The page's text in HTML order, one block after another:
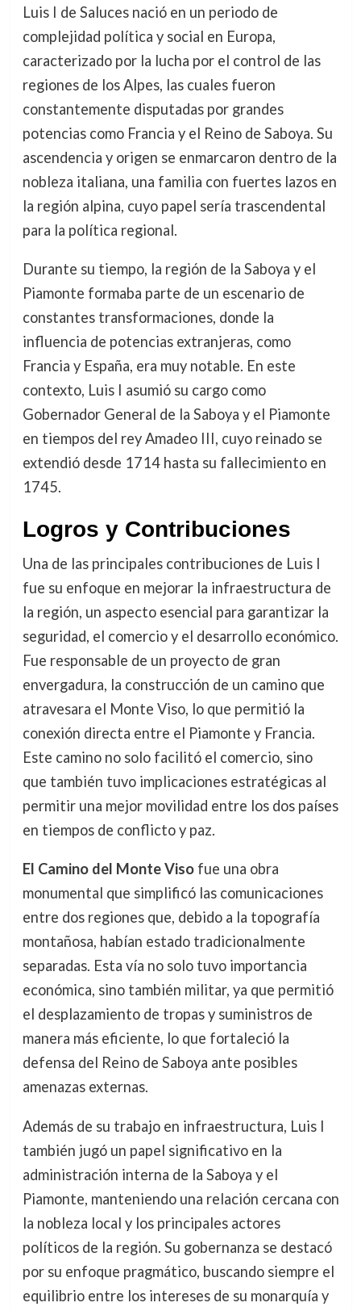
Luis I de Saluces nació en un periodo de
complejidad política y social en Europa,
caracterizado por la lucha por el control de las
regiones de los Alpes, las cuales fueron
constantemente disputadas por grandes
potencias como Francia y el Reino de Saboya. Su
ascendencia y origen se enmarcaron dentro de la
nobleza italiana, una familia con fuertes lazos en
la región alpina, cuyo papel sería trascendental
para la política regional.
Durante su tiempo, la región de la Saboya y el
Piamonte formaba parte de un escenario de
constantes transformaciones, donde la
influencia de potencias extranjeras, como
Francia y España, era muy notable. En este
contexto, Luis I asumió su cargo como
Gobernador General de la Saboya y el Piamonte
en tiempos del rey Amadeo III, cuyo reinado se
extendió desde 1714 hasta su fallecimiento en
1745.
Logros y Contribuciones
Una de las principales contribuciones de Luis I
fue su enfoque en mejorar la infraestructura de
la región, un aspecto esencial para garantizar la
seguridad, el comercio y el desarrollo económico.
Fue responsable de un proyecto de gran
envergadura, la construcción de un camino que
atravesara el Monte Viso, lo que permitió la
conexión directa entre el Piamonte y Francia.
Este camino no solo facilitó el comercio, sino
que también tuvo implicaciones estratégicas al
permitir una mejor movilidad entre los dos países
en tiempos de conflicto y paz.
El Camino del Monte Visofue una obra
monumental que simplificó las comunicaciones
entre dos regiones que, debido a la topografía
montañosa, habían estado tradicionalmente
separadas. Esta vía no solo tuvo importancia
económica, sino también militar, ya que permitió
el desplazamiento de tropas y suministros de
manera más eficiente, lo que fortaleció la
defensa del Reino de Saboya ante posibles
amenazas externas.
Además de su trabajo en infraestructura, Luis I
también jugó un papel significativo en la
administración interna de la Saboya y el
Piamonte, manteniendo una relación cercana con
la nobleza local y los principales actores
políticos de la región. Su gobernanza se destacó
por su enfoque pragmático, buscando siempre el
equilibrio entre los intereses de su monarquía y